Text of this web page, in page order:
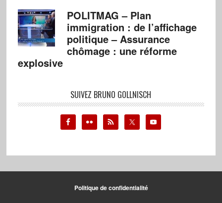
POLITMAG – Plan
immigration : de l’affichage
politique – Assurance
chômage : une réforme
explosive
SUIVEZ BRUNO GOLLNISCH
Politique de confidentialité